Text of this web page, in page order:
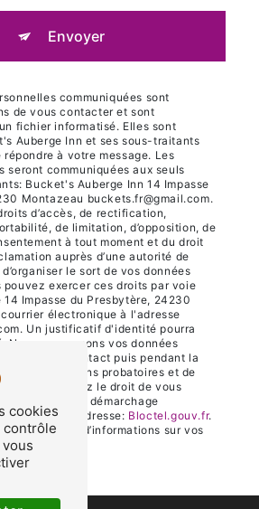
Envoyer
communiquées sont
de vous contacter et sont
fichier informatisé. Elles sont
Auberge Inn et ses sous-traitants
à votre message. Les
seront communiquées aux seuls
Bucket's Auberge Inn 14 Impasse
Montazeau buckets.fr@gmail.com.
d’accès, de rectification,
de limitation, d’opposition, de
à tout moment et du droit
auprès d’une autorité de
le sort de vos données
pouvez exercer ces droits par voie
Impasse du Presbytère, 24230
électronique à l'adresse
Un justificatif d'identité pourra
Nous conservons vos données
de prise de contact puis pendant la
légale aux fins probatoires et de
Vous avez le droit de vous
d'opposition au démarchage
à cette adresse: Bloctel.gouv.fr.
pour plus d’informations sur vos
cookies
contrôle